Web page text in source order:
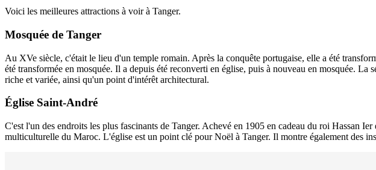
Voici les meilleures attractions à voir à Tanger.
Mosquée de Tanger
Au XVe siècle, c'était le lieu d'un temple romain. Après la conquête portugaise, elle a été
été transformée en mosquée. Il a depuis été reconverti en église, puis à nouveau en mosquée.
riche et variée, ainsi qu'un point d'intérêt architectural.
Église Saint-André
C'est l'un des endroits les plus fascinants de Tanger. Achevé en 1905 en cadeau du roi Hassan
multiculturelle du Maroc. L'église est un point clé pour Noël à Tanger. Il montre également des